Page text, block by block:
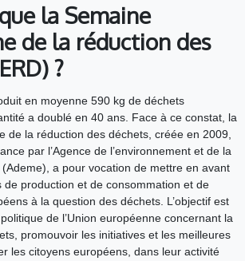
la Semaine
de la réduction des
?
en moyenne 590 kg de déchets
a doublé en 40 ans. Face à ce constat, la
de la réduction des déchets, créée en 2009,
par l’Agence de l’environnement et de la
(Ademe), a pour vocation de mettre en avant
de production et de consommation et de
à la question des déchets. L’objectif est
de l’Union européenne concernant la
promouvoir les initiatives et les meilleures
les citoyens européens, dans leur activité